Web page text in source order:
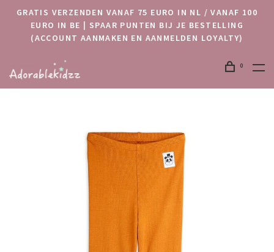
GRATIS VERZENDEN VANAF 75 EURO IN NL / VANAF 100
EURO IN BE | SPAAR PUNTEN BIJ JE BESTELLING
(ACCOUNT AANMAKEN EN AANMELDEN LOYALTY)
0